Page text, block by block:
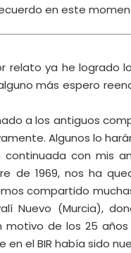
en este
relato ya he logrado
más espero
a los antiguos
Algunos lo
con mis
de 1969, nos ha
compartido
Nuevo (Murcia),
motivo de los 25
en el BIR había sido